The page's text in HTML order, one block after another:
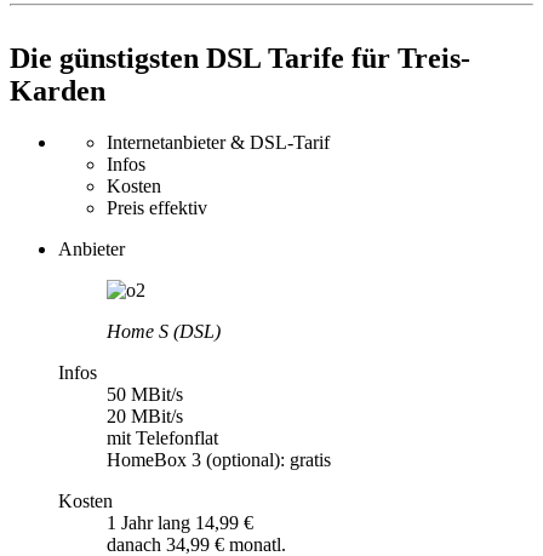
Die günstigsten DSL Tarife für Treis-
Karden
Internetanbieter & DSL-Tarif
Infos
Kosten
Preis effektiv
Anbieter
Home S (DSL)
Infos
50 MBit/s
20 MBit/s
mit Telefonflat
HomeBox 3 (optional): gratis
Kosten
1 Jahr lang 14,99 €
danach 34,99 € monatl.